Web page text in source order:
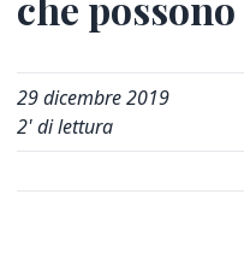
29 dicembre 2019
2' di lettura